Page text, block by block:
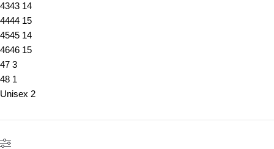
4343 14
4444 15
4545 14
4646 15
47 3
48 1
Unisex 2